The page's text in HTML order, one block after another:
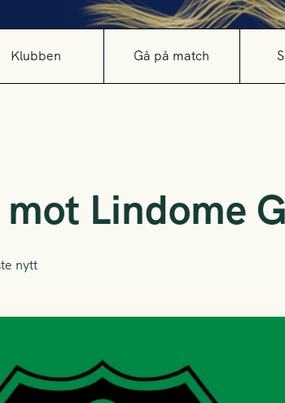
Klubben Gå på match
Lindome
nytt